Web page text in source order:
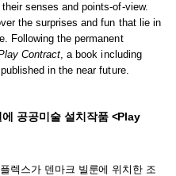
senses and points-of-view.
the surprises and fun that lie in
Following the permanent
Contract , a book including
in the near future.
공공미술 설치작품 <Play
렉스가 덴마크 빌룬에 위치한 조